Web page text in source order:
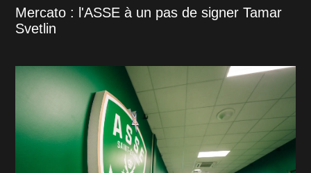
Mercato : l'ASSE à un pas de signer Tamar
Svetlin